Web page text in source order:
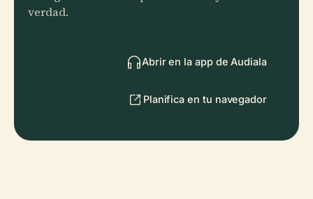
verdad.
Abrir en la app de Audiala
Planifica en tu navegador